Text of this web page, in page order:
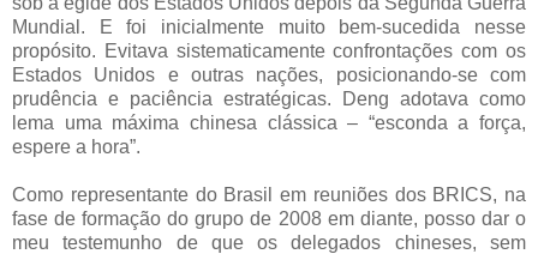
Mundial. E foi inicialmente muito bem-sucedida nesse
propósito. Evitava sistematicamente confrontações com os
Estados Unidos e outras nações, posicionando-se com
prudência e paciência estratégicas. Deng adotava como
lema uma máxima chinesa clássica – “esconda a força,
espere a hora”.
Como representante do Brasil em reuniões dos BRICS, na
fase de formação do grupo de 2008 em diante, posso dar o
meu testemunho de que os delegados chineses, sem